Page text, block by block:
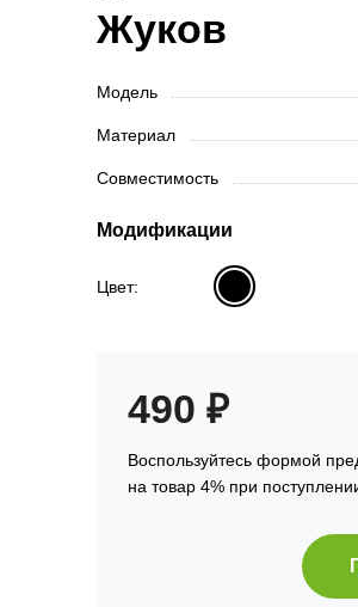
Жуков
Модель
Материал
Совместимость
Модификации
Цвет:
490 ₽
Воспользуйтесь формой
на товар 4% при